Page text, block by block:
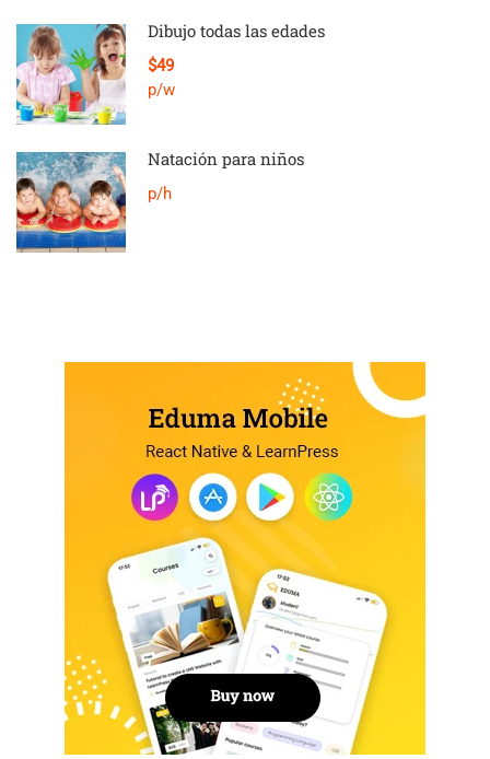
Dibujo todas las edades
$49
p/w
Natación para niños
p/h